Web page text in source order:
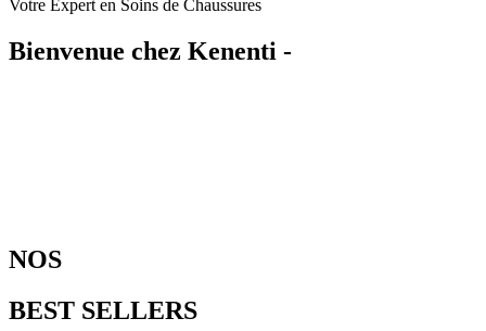
Votre Expert en Soins de Chaussures
Bienvenue chez Kenenti -
NOS
BEST SELLERS